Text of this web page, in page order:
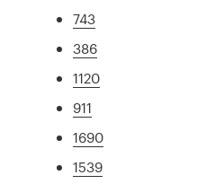
743
386
1120
911
1690
1539